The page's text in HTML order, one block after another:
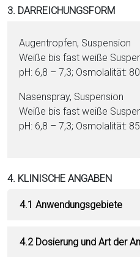
3. DARREICHUNGSFORM
Augentropfen, Suspension
Weiße bis fast wei­ße
pH: 6,8 – 7,3; Osmolalität:
Nasenspray, Suspension
Weiße bis fast wei­ße
pH: 6,8 – 7,3; Osmolalität:
4. KLINISCHE ANGABEN
4.1 Anwendungsgebiete
4.2 Dosierung und Art der